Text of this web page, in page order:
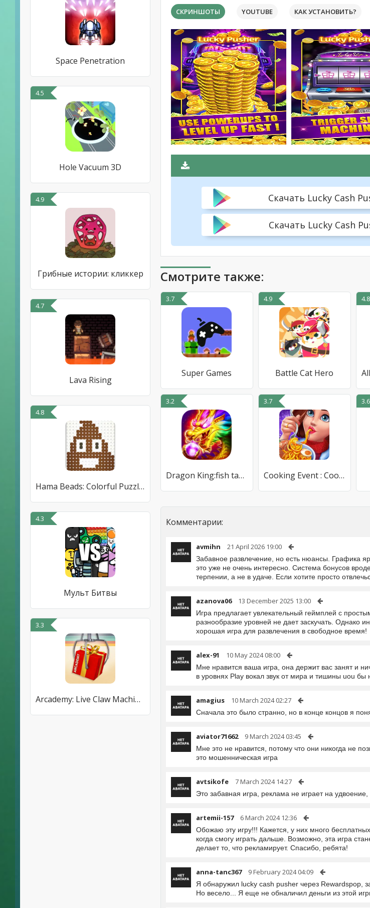
Space Penetration
4.5
Hole Vacuum 3D
4.9
Грибные истории: кликкер
4.7
Lava Rising
4.8
Hama Beads: Colorful Puzzles
4.3
Мульт Битвы
3.3
Arcademy: Live Claw Machines
СКРИНШОТЫ YOUTUBE КАК УСТАНОВИТЬ?
Скачать Lucky Cash
Скачать Lucky Cash
Смотрите также:
3.7
Super Games
4.9
Battle Cat Hero
4.8
3.2
Dragon King:fish table games
3.7
Cooking Event : Cooking Games
3.6
Комментарии:
avmihn 21 April 2026 19:00
Забавное развлечение, но есть нюансы. Графика
это уже не очень интересно. Система бонусов
терпении, а не в удаче. Если хотите просто
azanova06 13 December 2025 13:00
Игра предлагает увлекательный геймплей с
разнообразие уровней не дает заскучать. Однако
хорошая игра для развлечения в свободное время!
alex-91 10 May 2024 08:00
Мне нравится ваша игра, она держит вас занят и
в уровнях Play вокал звук от мира и тишины uou
amagius 10 March 2024 02:27
Сначала это было странно, но в конце концов я
aviator71662 9 March 2024 03:45
Мне это не нравится, потому что они никогда не
это мошенническая игра
avtsikofe 7 March 2024 14:27
Это забавная игра, реклама не играет на
artemii-157 6 March 2024 12:36
Обожаю эту игру!!! Кажется, у них много
когда смогу играть дальше. Возможно, эта игра
делает то, что рекламирует. Спасибо, ребята!
anna-tanc367 9 February 2024 04:09
Я обнаружил lucky cash pusher через Rewardspop,
Но весело... Я еще не обналичил деньги из этой